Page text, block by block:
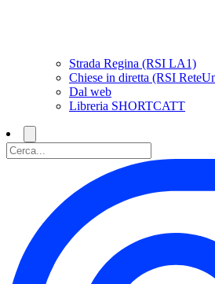
Strada Regina (RSI LA1)
Chiese in diretta (RSI
Dal web
Libreria SHORTCATT